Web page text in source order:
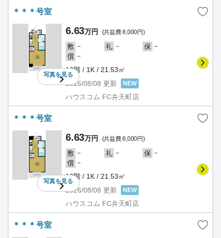
＊＊＊号室
写真を見る
6.63万円 (共益費 8,000円)
敷 － 礼 － 保 －
償 －
10階 / 1K / 21.53㎡
2026/08/08 更新 NEW
ハウスコム FC弁天町店
＊＊＊号室
写真を見る
6.63万円 (共益費 8,000円)
敷 － 礼 － 保 －
償 －
10階 / 1K / 21.53㎡
2026/08/08 更新 NEW
ハウスコム FC弁天町店
＊＊＊号室